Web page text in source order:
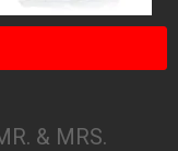
& MRS.